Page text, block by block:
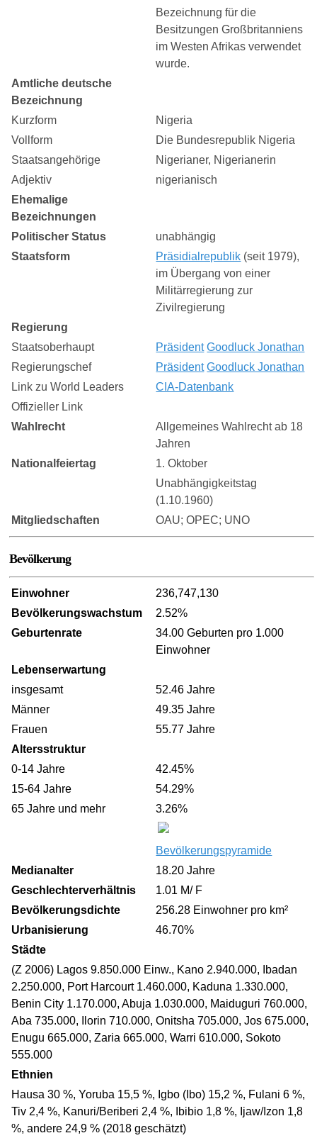
Bezeichnung für die
Besitzungen Großbritanniens
im Westen Afrikas verwendet
wurde.
Amtliche deutsche
Bezeichnung
Kurzform
Nigeria
Vollform
Die Bundesrepublik Nigeria
Staatsangehörige
Nigerianer, Nigerianerin
Adjektiv
nigerianisch
Ehemalige
Bezeichnungen
Politischer Status
unabhängig
Staatsform
Präsidialrepublik (seit 1979),
im Übergang von einer
Militärregierung zur
Zivilregierung
Regierung
Staatsoberhaupt
Präsident Goodluck Jonathan
Regierungschef
Präsident Goodluck Jonathan
Link zu World Leaders
CIA-Datenbank
Offizieller Link
Wahlrecht
Allgemeines Wahlrecht ab 18
Jahren
Nationalfeiertag
1. Oktober
Unabhängigkeitstag
(1.10.1960)
Mitgliedschaften
OAU; OPEC; UNO
Bevölkerung
Einwohner
236,747,130
Bevölkerungswachstum
2.52%
Geburtenrate
34.00 Geburten pro 1.000
Einwohner
Lebenserwartung
insgesamt
52.46 Jahre
Männer
49.35 Jahre
Frauen
55.77 Jahre
Altersstruktur
0-14 Jahre
42.45%
15-64 Jahre
54.29%
65 Jahre und mehr
3.26%
Bevölkerungspyramide
Medianalter
18.20 Jahre
Geschlechterverhältnis
1.01 M/ F
Bevölkerungsdichte
256.28 Einwohner pro km²
Urbanisierung
46.70%
Städte
(Z 2006) Lagos 9.850.000 Einw., Kano 2.940.000, Ibadan
2.250.000, Port Harcourt 1.460.000, Kaduna 1.330.000,
Benin City 1.170.000, Abuja 1.030.000, Maiduguri 760.000,
Aba 735.000, Ilorin 710.000, Onitsha 705.000, Jos 675.000,
Enugu 665.000, Zaria 665.000, Warri 610.000, Sokoto
555.000
Ethnien
Hausa 30 %, Yoruba 15,5 %, Igbo (Ibo) 15,2 %, Fulani 6 %,
Tiv 2,4 %, Kanuri/Beriberi 2,4 %, Ibibio 1,8 %, Ijaw/Izon 1,8
%, andere 24,9 % (2018 geschätzt)